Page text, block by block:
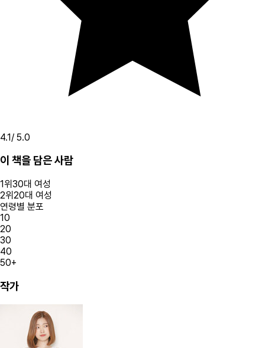
4.1/ 5.0
이 책을 담은 사람
1위 30대 여성
2위 20대 여성
연령별 분포
10
20
30
40
50+
작가